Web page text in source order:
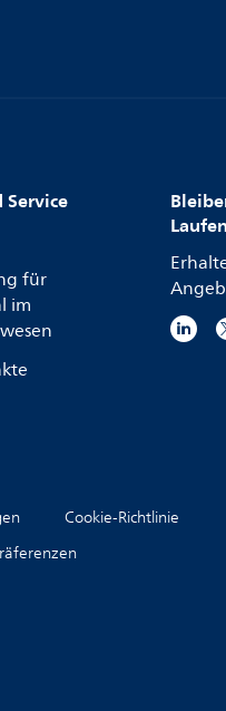
für
im
Cookie-Richtlinie